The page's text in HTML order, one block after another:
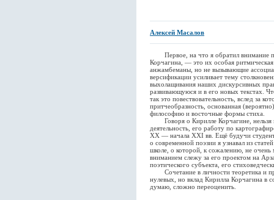
Алексей Масалов
Первое, на что я обратил внимание
Корчагина, — это их особая
анжамбеманы, но не вызывающие
версификации усиливает тему
выхолащивания наших дискурсивных
развивающуюся и в его новых текстах.
так это повествовательность, вслед за
притчеобразность, основанная
философию и восточные формы стиха.
Говоря о Кирилле Корчагине, нельзя
деятельность, его работу по
XX — начала XXI вв. Ещё будучи
о современной поэзии я узнавал из
школе, о которой, к сожалению, не
вниманием слежу за его проектом на
поэтического субъекта, его
Сочетание в личности теоретика и
нулевых, но вклад Кирилла Корчагина в
думаю, сложно переоценить.